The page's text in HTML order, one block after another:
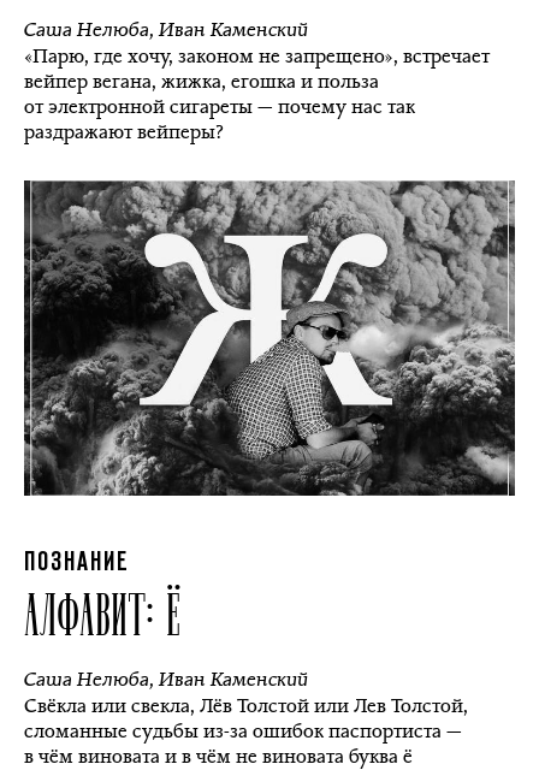
Саша Нелюба,Иван Каменский
«Парю, где хочу, законом не запрещено», встречает
вейпер вегана, жижка, егошка и польза
от электронной сигареты — почему нас так
раздражают вейперы?
ПОЗНАНИЕ
АЛФАВИТ: Ё
Саша Нелюба,Иван Каменский
Свёкла или свекла, Лёв Толстой или Лев Толстой,
сломанные судьбы из-за ошибок паспортиста —
в чём виновата и в чём не виновата буква ё